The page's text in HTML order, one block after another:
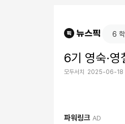
6기 영숙·
모두서치 2025-06-18
파워링크 AD